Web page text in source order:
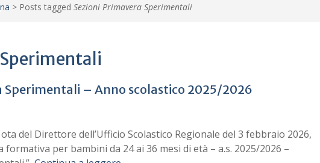
> Posts tagged Sezioni Primavera Sperimentali
Sperimentali – Anno scolastico 2025/2026
del Direttore dell’Ufficio Scolastico Regionale del 3 febbraio 2026,
per bambini da 24 ai 36 mesi di età – a.s. 2025/2026 –